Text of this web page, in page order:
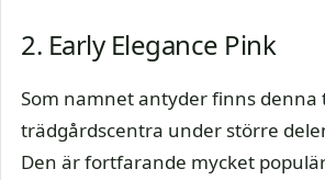
2. Early Elegance Pink
Som namnet antyder finns denna
trädgårdscentra under större
Den är fortfarande mycket